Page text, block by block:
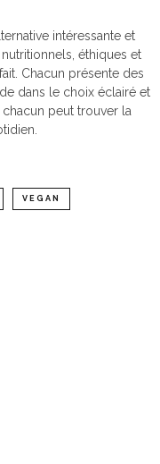
intéressante et
éthiques et
Chacun présente des
dans le choix éclairé et
peut trouver la
VEGAN